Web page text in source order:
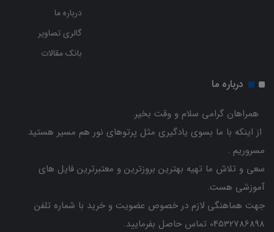
درباره ما
گالری تصاویر
بانک مقالات
درباره ما
همراهان گرامی سلام و وقت بخیر.
از اینکه با ما بسوی یادگیری مثل پرتوهای نور هم مسیر هستید
مسروریم .
سعی و تلاش ما تهیه بهترین بروزترین و معتبرترین فایل های
آموزشی هست.
جهت هماهنگی لازم در خصوص عضویت و خرید با شماره تلفن
04532786898 تماس حاصل بفرمایید.